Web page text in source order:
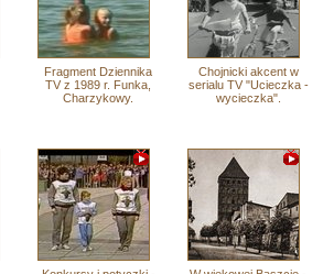
Fragment Dziennika
TV z 1989 r. Funka,
Charzykowy.
Chojnicki akcent w
serialu TV "Ucieczka -
wycieczka".